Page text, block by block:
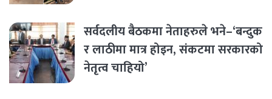
सर्वदलीय बैठकमा नेताहरुले भने–‘बन्दुक
र लाठीमा मात्र होइन, संकटमा सरकारको
नेतृत्व चाहियो’